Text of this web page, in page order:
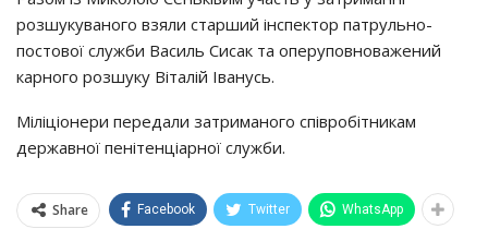
розшукуваного взяли старший інспектор патрульно-
постової служби Василь Сисак та оперуповноважений
карного розшуку Віталій Іванусь.
Міліціонери передали затриманого співробітникам
державної пенітенціарної служби.
Share Facebook Twitter WhatsApp